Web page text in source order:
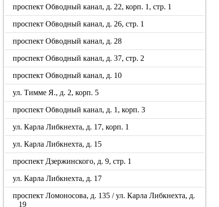
проспект Обводный канал, д. 22, корп. 1, стр. 1
проспект Обводный канал, д. 26, стр. 1
проспект Обводный канал, д. 28
проспект Обводный канал, д. 37, стр. 2
проспект Обводный канал, д. 10
ул. Тимме Я., д. 2, корп. 5
проспект Обводный канал, д. 1, корп. 3
ул. Карла Либкнехта, д. 17, корп. 1
ул. Карла Либкнехта, д. 15
проспект Дзержинского, д. 9, стр. 1
ул. Карла Либкнехта, д. 17
проспект Ломоносова, д. 135 / ул. Карла Либкнехта, д.
19